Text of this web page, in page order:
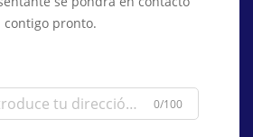
contigo pronto.
0/100